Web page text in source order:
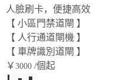
人臉刷卡，便捷高效
【 小區門禁道閘 】
【 人行通道閘機 】
【 車牌識別道閘 】
￥ 3000 /個起